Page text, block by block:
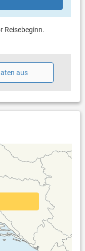
Reisebeginn.
aus